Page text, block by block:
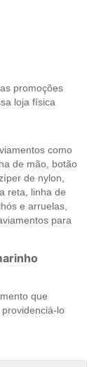
promoções
loja física
como
de mão, botão
de nylon,
reta, linha de
e arruelas,
para
que
lo